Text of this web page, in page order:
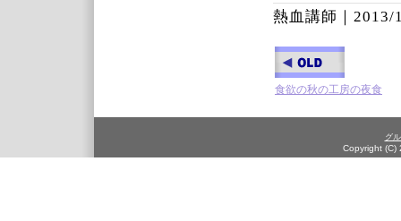
熱血講師｜ 2013/
食欲の秋の工房の夜食
グ
Copyright (C)